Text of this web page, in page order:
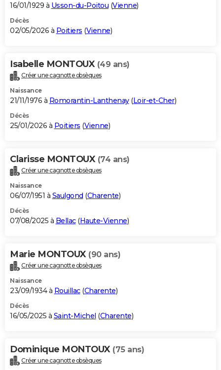
GUIDES D'ACHAT
BONS PLANS
Carte de Noël
Carte Bonne année
Carte Saint-Valentin
Carte Pâques
Carte d'anniversaire
DICTIONNAIRE
Dictionnaire
Biographies
Citations
Expressions
Proverbes
PROGRAMME TV
S'inscrire
Se connecter
Lycées
Collèges
Primaires
Universités
Entreprises
Service militaire
Avis de recherche
AVIS DE DÉCÈS
Bricolage
Lifestyle
Culture
Sport
Auto
Television
Voyage
Cinema
16/01/1929 à Usson-du-Poitou (Vienne)
Décès
02/05/2026 à Poitiers (Vienne)
Isabelle MONTOUX (49 ans)
Créer une cagnotte obsèques
Naissance
21/11/1976 à Romorantin-Lanthenay(Loir-et-Cher)
Décès
25/01/2026 à Poitiers (Vienne)
Clarisse MONTOUX (74 ans)
Créer une cagnotte obsèques
Naissance
06/07/1951 à Saulgond (Charente)
Décès
07/08/2025 à Bellac(Haute-Vienne)
Marie MONTOUX (90 ans)
Créer une cagnotte obsèques
Naissance
23/09/1934 à Rouillac(Charente)
Décès
16/05/2025 à Saint-Michel (Charente)
Dominique MONTOUX (75 ans)
Créer une cagnotte obsèques